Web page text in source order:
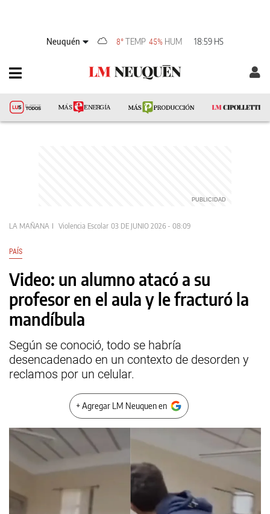
Neuquén 8°TEMP 45% HUM 18:59 HS
LA MAÑANA Violencia Escolar 03 DE JUNIO 2026 - 08:09
PAÍS
Video: un alumno atacó a su
profesor en el aula y le fracturó la
mandíbula
Según se conoció, todo se habría
desencadenado en un contexto de desorden y
reclamos por un celular.
+ Agregar LM Neuquen en